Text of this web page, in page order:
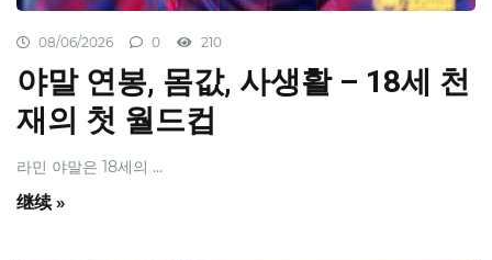
08/06/2026 0 210
야말 연봉, 몸값, 사생활 – 18세 천
재의 첫 월드컵
라민 야말은 18세의 ...
继续 »